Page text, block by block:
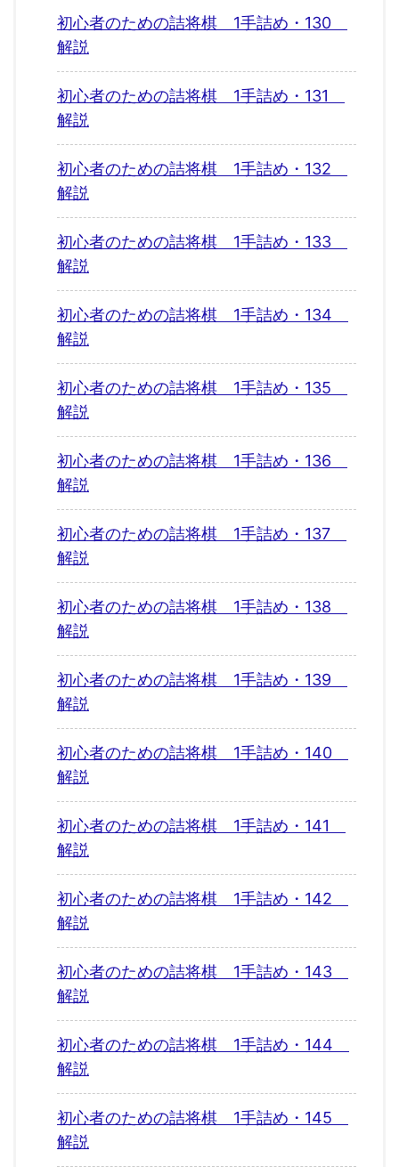
初心者のための詰将棋 1手詰め・130
解説
初心者のための詰将棋 1手詰め・131
解説
初心者のための詰将棋 1手詰め・132
解説
初心者のための詰将棋 1手詰め・133
解説
初心者のための詰将棋 1手詰め・134
解説
初心者のための詰将棋 1手詰め・135
解説
初心者のための詰将棋 1手詰め・136
解説
初心者のための詰将棋 1手詰め・137
解説
初心者のための詰将棋 1手詰め・138
解説
初心者のための詰将棋 1手詰め・139
解説
初心者のための詰将棋 1手詰め・140
解説
初心者のための詰将棋 1手詰め・141
解説
初心者のための詰将棋 1手詰め・142
解説
初心者のための詰将棋 1手詰め・143
解説
初心者のための詰将棋 1手詰め・144
解説
初心者のための詰将棋 1手詰め・145
解説